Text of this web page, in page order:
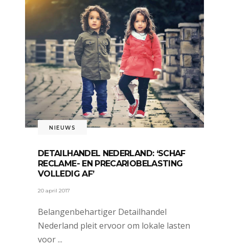
NIEUWS
DETAILHANDEL NEDERLAND: ‘SCHAF
RECLAME- EN PRECARIOBELASTING
VOLLEDIG AF’
20 april 2017
Belangenbehartiger Detailhandel
Nederland pleit ervoor om lokale lasten
voor